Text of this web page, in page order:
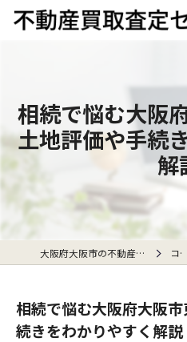
相続で悩む大阪
土地評価や手続
解
大阪府大阪市の不動産売却なら不動産買取査定センター コラム
相続で悩む大阪府大阪
続きをわかりやすく解説